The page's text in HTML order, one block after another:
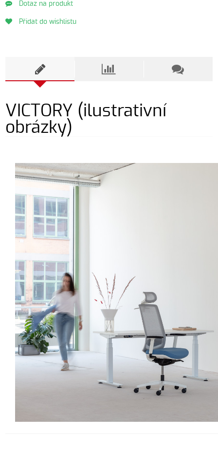
Dotaz na produkt
Přidat do wishlistu
VICTORY (ilustrativní
obrázky)